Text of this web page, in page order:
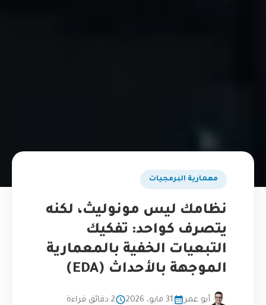
​معمارية البرمجيات
نظامك ليس مونوليث، لكنه
يتصرف كواحد: تفكيك
التبعيات الخفية بالمعمارية
الموجهة بالأحداث (EDA)
أبو عمر 31 مايو، 2026 2 دقائق قراءة